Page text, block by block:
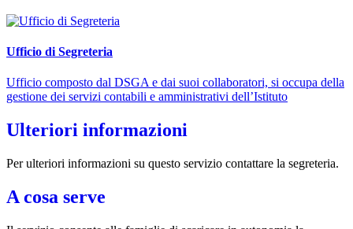
Ufficio di Segreteria
Ufficio composto dal DSGA e dai suoi collaboratori, si occupa della
gestione dei servizi contabili e amministrativi dell’Istituto
Ulteriori informazioni
Per ulteriori informazioni su questo servizio contattare la segreteria.
A cosa serve